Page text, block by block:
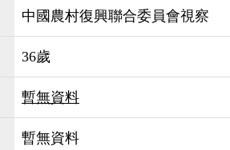
中國農村復興聯合委員會視察
36歲
暫無資料
暫無資料